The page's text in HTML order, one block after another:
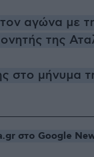
αγώνα με
της
στο μήνυμα
στο Google